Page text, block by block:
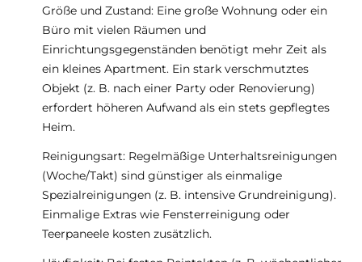
Größe und Zustand: Eine große Wohnung oder ein
Büro mit vielen Räumen und
Einrichtungsgegenständen benötigt mehr Zeit als
ein kleines Apartment. Ein stark verschmutztes
Objekt (z. B. nach einer Party oder Renovierung)
erfordert höheren Aufwand als ein stets gepflegtes
Heim.
Reinigungsart: Regelmäßige Unterhaltsreinigungen
(Woche/Takt) sind günstiger als einmalige
Spezialreinigungen (z. B. intensive Grundreinigung).
Einmalige Extras wie Fensterreinigung oder
Teerpaneele kosten zusätzlich.